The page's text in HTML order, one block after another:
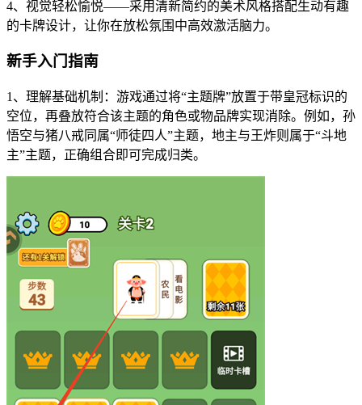
4、视觉轻松愉悦——采用清新简约的美术风格搭配生动有趣
的卡牌设计，让你在放松氛围中高效激活脑力。
新手入门指南
1、理解基础机制：游戏通过将“主题牌”放置于带皇冠标识的
空位，再叠放符合该主题的角色或物品牌实现消除。例如，孙
悟空与猪八戒同属“师徒四人”主题，地主与王炸则属于“斗地
主”主题，正确组合即可完成归类。